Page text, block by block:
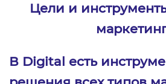
Цели и
В Digital есть